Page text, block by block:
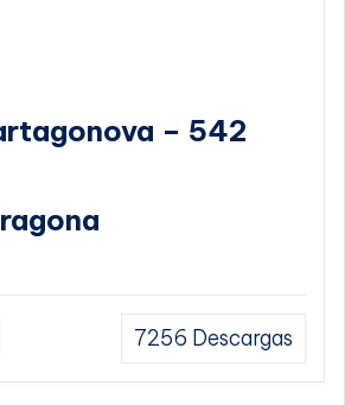
– 542
7256 Descargas